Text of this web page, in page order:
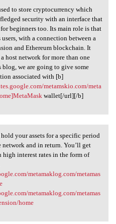
to store
to store cryptocurrency which
security with an interface that
beginners too. Its main role is that
with a connection between a
and Ethereum blockchain. It
host network for more than one
blog, we are going to give some
associated with [b]
metamskio.com/meta
wallet[/url][/b]
hold your
your assets for a specific period
network and in return. You’ll get
high interest rates in the form of
metamaklog.com/metamas
metamaklog.com/metamas
home